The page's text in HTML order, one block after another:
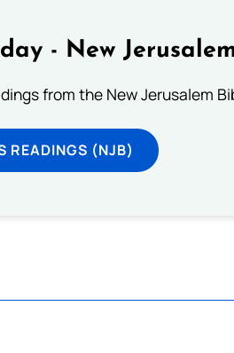
- New
from the New Jerusalem
READINGS (NJB)